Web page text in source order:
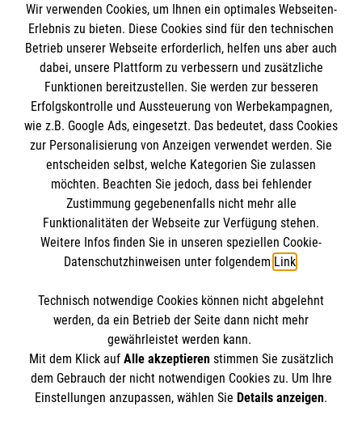
Presse
Die Malteser
Malteser in Deutschland
Malteserorden
Malteser International
Malteser Intern
Sharepoint
MPG Ansprechpartner
Den Beauftragten für Medizinproduktesicherheit
im Malteser Rettungsdienst und den
Einsatzdiensten der Malteser können Sie unter
gmb_mpg@malteser.orgkontaktieren.
Spendenkonto
Empfänger: Malteser Hilfsdienst e.V.
Bank: Pax-Bank für Kirche und Caritas eG
IBAN: DE73370601201201209257
BIC: GENODED1PA7
So finden Sie uns
Hannoversche Straße 26
29221 Celle
Telefon: 05141 90540
Email:info.celle@malteser.org
Accordion 1
Der Malteser Hilfsdienst e.V. ist als eingetragene
Wir verwenden Cookies, um Ihnen ein optimales Webseiten-
Erlebnis zu bieten. Diese Cookies sind für den technischen
Betrieb unserer Webseite erforderlich, helfen uns aber auch
dabei, unsere Plattform zu verbessern und zusätzliche
Funktionen bereitzustellen. Sie werden zur besseren
Erfolgskontrolle und Aussteuerung von Werbekampagnen,
wie z.B. Google Ads, eingesetzt. Das bedeutet, dass Cookies
zur Personalisierung von Anzeigen verwendet werden. Sie
entscheiden selbst, welche Kategorien Sie zulassen
möchten. Beachten Sie jedoch, dass bei fehlender
Zustimmung gegebenenfalls nicht mehr alle
Funktionalitäten der Webseite zur Verfügung stehen.
Weitere Infos finden Sie in unseren speziellen Cookie-
Datenschutzhinweisen unter folgendem Link.
Technisch notwendige Cookies können nicht abgelehnt
werden, da ein Betrieb der Seite dann nicht mehr
gewährleistet werden kann.
Mit dem Klick auf Alle akzeptierenstimmen Sie zusätzlich
dem Gebrauch der nicht notwendigen Cookies zu. Um Ihre
Einstellungen anzupassen, wählen Sie Details anzeigen.